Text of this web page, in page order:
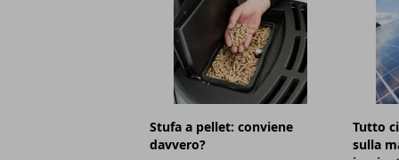
Stufa a pellet: conviene
davvero?
Tutto
sulla